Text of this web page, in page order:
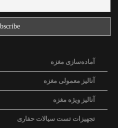
آماده‌سازی مغزه
آنالیز معمولی مغزه
آنالیز ویژه مغزه
تجهیزات تست سیالات حفاری